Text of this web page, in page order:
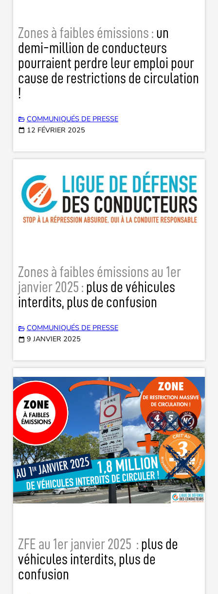
Zones à faibles émissions : un
demi-million de conducteurs
pourraient perdre leur emploi pour
cause de restrictions de circulation
!
COMMUNIQUÉS DE PRESSE
12 FÉVRIER 2025
Zones à faibles émissions au 1er
janvier 2025 : plus de véhicules
interdits, plus de confusion
COMMUNIQUÉS DE PRESSE
9 JANVIER 2025
ZFE au 1er janvier 2025 : plus de
véhicules interdits, plus de
confusion